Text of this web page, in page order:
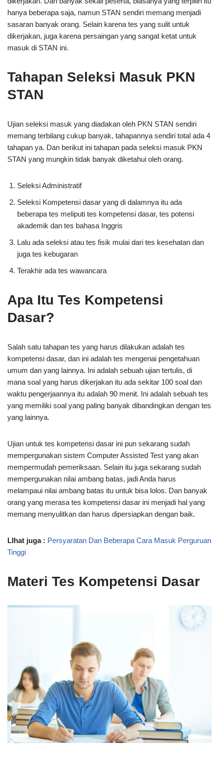
hanya beberapa saja, namun STAN sendiri memang menjadi
sasaran banyak orang. Selain karena tes yang sulit untuk
dikerjakan, juga karena persaingan yang sangat ketat untuk
masuk di STAN ini.
Tahapan Seleksi Masuk PKN
STAN
Ujian seleksi masuk yang diadakan oleh PKN STAN sendiri
memang terbilang cukup banyak, tahapannya sendiri total ada 4
tahapan ya. Dan berikut ini tahapan pada seleksi masuk PKN
STAN yang mungkin tidak banyak diketahui oleh orang.
Seleksi Administratif
Seleksi Kompetensi dasar yang di dalamnya itu ada
beberapa tes meliputi tes kompetensi dasar, tes potensi
akademik dan tes bahasa Inggris
Lalu ada seleksi atau tes fisik mulai dari tes kesehatan dan
juga tes kebugaran
Terakhir ada tes wawancara
Apa Itu Tes Kompetensi
Dasar?
Salah satu tahapan tes yang harus dilakukan adalah tes
kompetensi dasar, dan ini adalah tes mengenai pengetahuan
umum dan yang lainnya. Ini adalah sebuah ujian tertulis, di
mana soal yang harus dikerjakan itu ada sekitar 100 soal dan
waktu pengerjaannya itu adalah 90 menit. Ini adalah sebuah tes
yang memiliki soal yang paling banyak dibandingkan dengan tes
yang lainnya.
Ujian untuk tes kompetensi dasar ini pun sekarang sudah
mempergunakan sistem Computer Assisted Test yang akan
mempermudah pemeriksaan. Selain itu juga sekarang sudah
mempergunakan nilai ambang batas, jadi Anda harus
melampaui nilai ambang batas itu untuk bisa lolos. Dan banyak
orang yang merasa tes kompetensi dasar ini menjadi hal yang
memang menyulitkan dan harus dipersiapkan dengan baik.
LIhat juga : Persyaratan Dan Beberapa Cara Masuk Perguruan
Tinggi
Materi Tes Kompetensi Dasar